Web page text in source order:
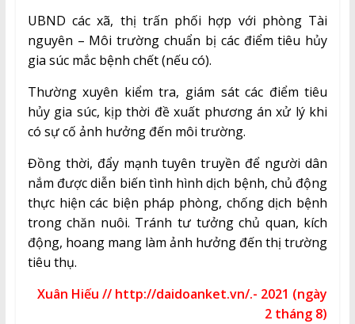
UBND các xã, thị trấn phối hợp với phòng Tài
nguyên – Môi trường chuẩn bị các điểm tiêu hủy
gia súc mắc bệnh chết (nếu có).
Thường xuyên kiểm tra, giám sát các điểm tiêu
hủy gia súc, kịp thời đề xuất phương án xử lý khi
có sự cố ảnh hưởng đến môi trường.
Đồng thời, đẩy mạnh tuyên truyền để người dân
nắm được diễn biến tình hình dịch bệnh, chủ động
thực hiện các biện pháp phòng, chống dịch bệnh
trong chăn nuôi. Tránh tư tưởng chủ quan, kích
động, hoang mang làm ảnh hưởng đến thị trường
tiêu thụ.
Xuân Hiếu // http://daidoanket.vn/.- 2021 (ngày
2 tháng 8)